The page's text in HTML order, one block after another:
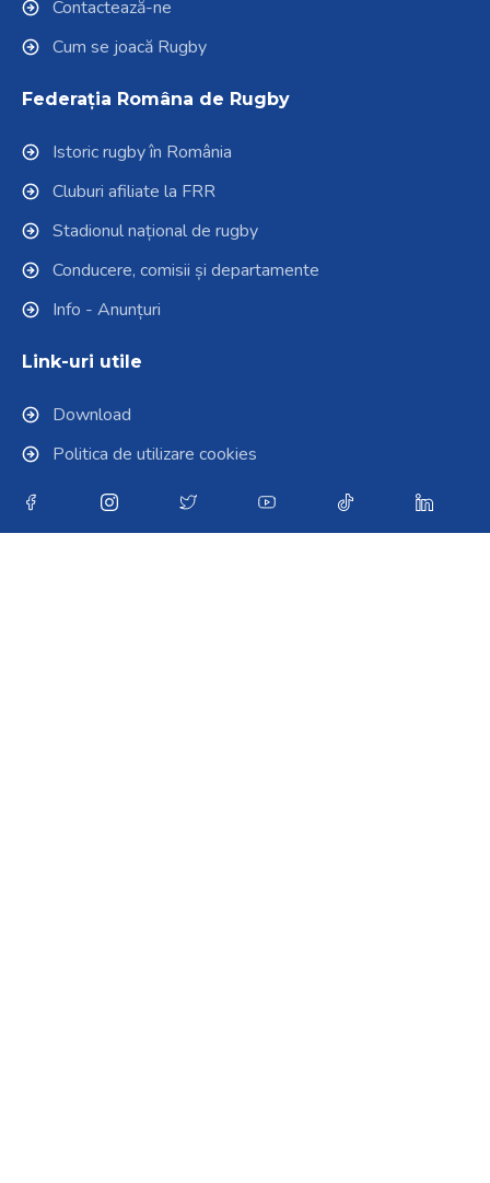
Contactează-ne
Cum se joacă Rugby
Federația Româna de Rugby
Istoric rugby în România
Cluburi afiliate la FRR
Stadionul național de rugby
Conducere, comisii și departamente
Info - Anunțuri
Link-uri utile
Download
Politica de utilizare cookies